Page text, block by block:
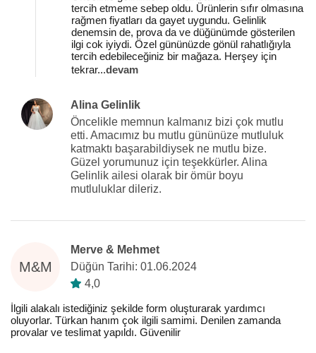
tercih etmeme sebep oldu. Ürünlerin sıfır olmasına
rağmen fiyatları da gayet uygundu. Gelinlik
denemsin de, prova da ve düğünümde gösterilen
ilgi cok iyiydi. Özel gününüzde gönül rahatlığıyla
tercih edebileceğiniz bir mağaza. Herşey için
tekrar...devam
Alina Gelinlik
Öncelikle memnun kalmanız bizi çok mutlu
etti. Amacımız bu mutlu gününüze mutluluk
katmaktı başarabildiysek ne mutlu bize.
Güzel yorumunuz için teşekkürler. Alina
Gelinlik ailesi olarak bir ömür boyu
mutluluklar dileriz.
M&M
Merve & Mehmet
Düğün Tarihi: 01.06.2024
4,0
İlgili alakalı istediğiniz şekilde form oluşturarak yardımcı
oluyorlar. Türkan hanım çok ilgili samimi. Denilen zamanda
provalar ve teslimat yapıldı. Güvenilir